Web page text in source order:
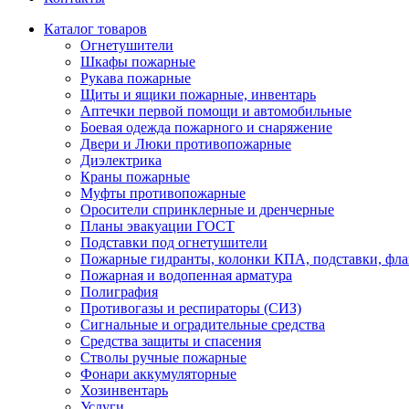
Каталог товаров
Огнетушители
Шкафы пожарные
Рукава пожарные
Щиты и ящики пожарные, инвентарь
Аптечки первой помощи и автомобильные
Боевая одежда пожарного и снаряжение
Двери и Люки противопожарные
Диэлектрика
Краны пожарные
Муфты противопожарные
Оросители спринклерные и дренчерные
Планы эвакуации ГОСТ
Подставки под огнетушители
Пожарные гидранты, колонки КПА, подставки,
Пожарная и водопенная арматура
Полиграфия
Противогазы и респираторы (СИЗ)
Сигнальные и оградительные средства
Средства защиты и спасения
Стволы ручные пожарные
Фонари аккумуляторные
Хозинвентарь